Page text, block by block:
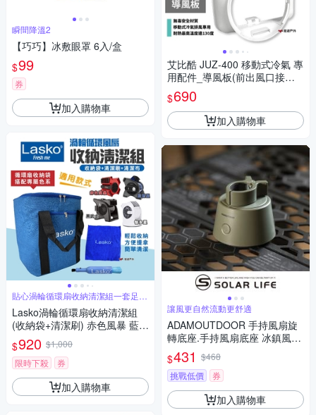
瞬間降溫2
【巧巧】冰敷眼罩 6入/盒
$99
券
加入購物車
貼心渦輪循環扇收納清潔組一套足夠
你的需求
Lasko渦輪循環扇收納清潔組
(收納袋+清潔刷) 赤色風暴 藍爵
星 黑武士 智多星 悠遊戶外
$920 $1,000
限時下殺
券
加入購物車
艾比酷 JUZ-400 移動式冷氣 專
用配件_導風板(前出風口接頭)
悠遊戶外
$690
加入購物車
讓風更自然流動更舒適
ADAMOUTDOOR 手持風扇旋
轉底座.手持風扇底座 冰鎮風扇
配件 桌面風扇 自動旋轉 露營小
風扇
$431 $468
挑戰低價
券
加入購物車